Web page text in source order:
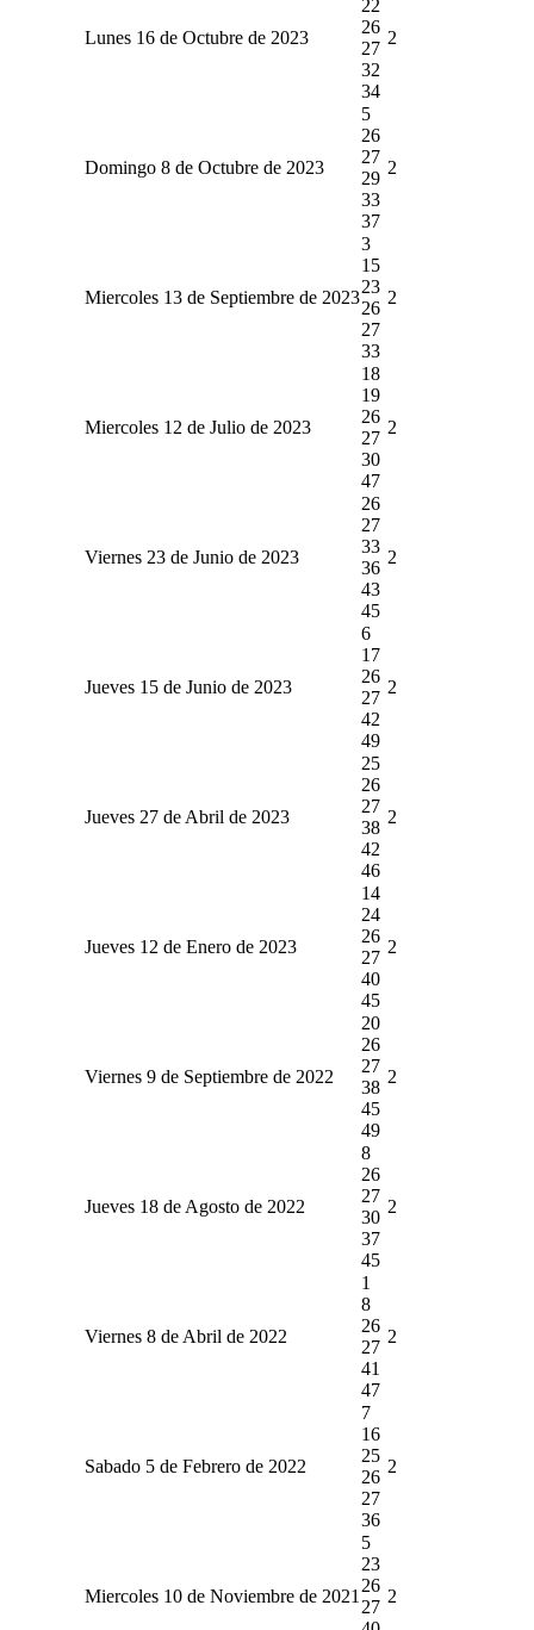
Lunes 16 de Octubre de 2023
22
26
27
32
34
2
Domingo 8 de Octubre de 2023
5
26
27
29
33
37
2
Miercoles 13 de Septiembre de 2023
3
15
23
26
27
33
2
Miercoles 12 de Julio de 2023
18
19
26
27
30
47
2
Viernes 23 de Junio de 2023
26
27
33
36
43
45
2
Jueves 15 de Junio de 2023
6
17
26
27
42
49
2
Jueves 27 de Abril de 2023
25
26
27
38
42
46
2
Jueves 12 de Enero de 2023
14
24
26
27
40
45
2
Viernes 9 de Septiembre de 2022
20
26
27
38
45
49
2
Jueves 18 de Agosto de 2022
8
26
27
30
37
45
2
Viernes 8 de Abril de 2022
1
8
26
27
41
47
2
Sabado 5 de Febrero de 2022
7
16
25
26
27
36
2
Miercoles 10 de Noviembre de 2021
5
23
26
27
2